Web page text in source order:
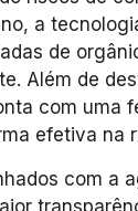
a
de
Além de
com uma
efetiva na
com a